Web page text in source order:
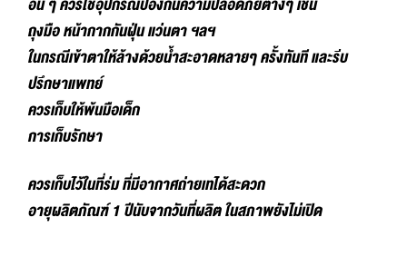
ถุงมือ หน้ากากกันฝุ่น แว่นตา ฯลฯ
ในกรณีเข้าตาให้ล้างด้วยน้ำสะอาดหลายๆ ครั้งทันที และรีบ
ปรึกษาแพทย์
ควรเก็บให้พ้นมือเด็ก
การเก็บรักษา
ควรเก็บไว้ในที่ร่ม ที่มีอากาศถ่ายเทได้สะดวก
อายุผลิตภัณฑ์ 1 ปีนับจากวันที่ผลิต ในสภาพยังไม่เปิด